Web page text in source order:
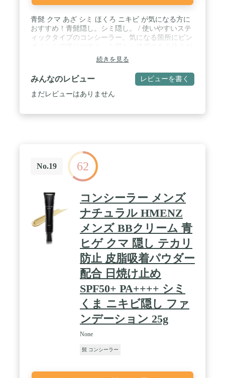
青髭 クマ あざ シミ ほくろ ニキビ が気になる方に
おすすめ！青髭隠し。シミ隠し。 / 使いやすいステ
ィックタイプのコンシーラー。気になる箇所にピン
りを実現。持ち運びにも便利。 / 別売りの水ファン
デーションで先に下地を作ってコンシーラーを使用
するとカバー力は更にアップ。 / デートや冠婚葬祭
にはもちろんのこと、商談やWEB会議などのビジネ
スシーンにもお使いください！ / カラー：ダーク /
続きを見る
みんなのレビュー レビューを書く
まだレビューはありません
No.19 62
コンシーラー メンズ
ナチュラル HMENZ
メンズ BBクリーム 青
ヒゲ クマ 隠し テカリ
防止 皮脂吸着パウダー
配合 日焼け止め
SPF50+ PA++++ シミ
くま ニキビ隠し ファ
ンデーション 25g
None
髭 コンシーラー